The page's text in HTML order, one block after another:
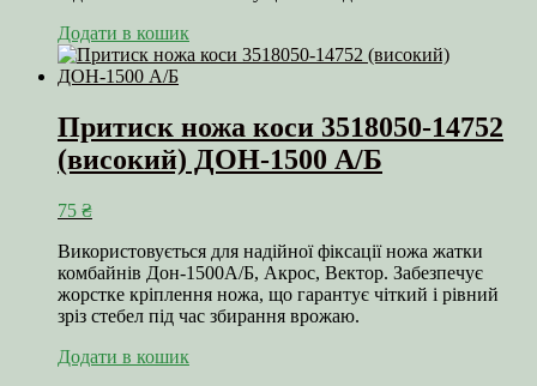
Додати в кошик
Притиск ножа коси 3518050-14752
(високий) ДОН-1500 А/Б
75 ₴
Використовується для надійної фіксації ножа жатки
комбайнів Дон-1500А/Б, Акрос, Вектор. Забезпечує
жорстке кріплення ножа, що гарантує чіткий і рівний
зріз стебел під час збирання врожаю.
Додати в кошик